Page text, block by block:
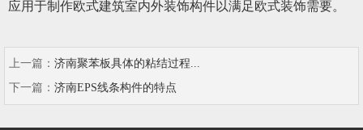
应用于制作欧式建筑室内外装饰构件以满足欧式装饰需要。
上一篇： 济南聚苯板具体的粘结过程...
下一篇： 济南EPS线条构件的特点